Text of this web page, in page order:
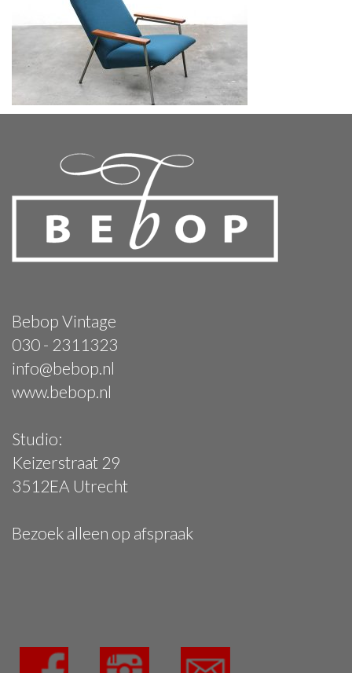
Bebop Vintage
030 - 2311323
info@bebop.nl
www.bebop.nl
Studio:
Keizerstraat 29
3512EA Utrecht
Bezoek alleen op afspraak